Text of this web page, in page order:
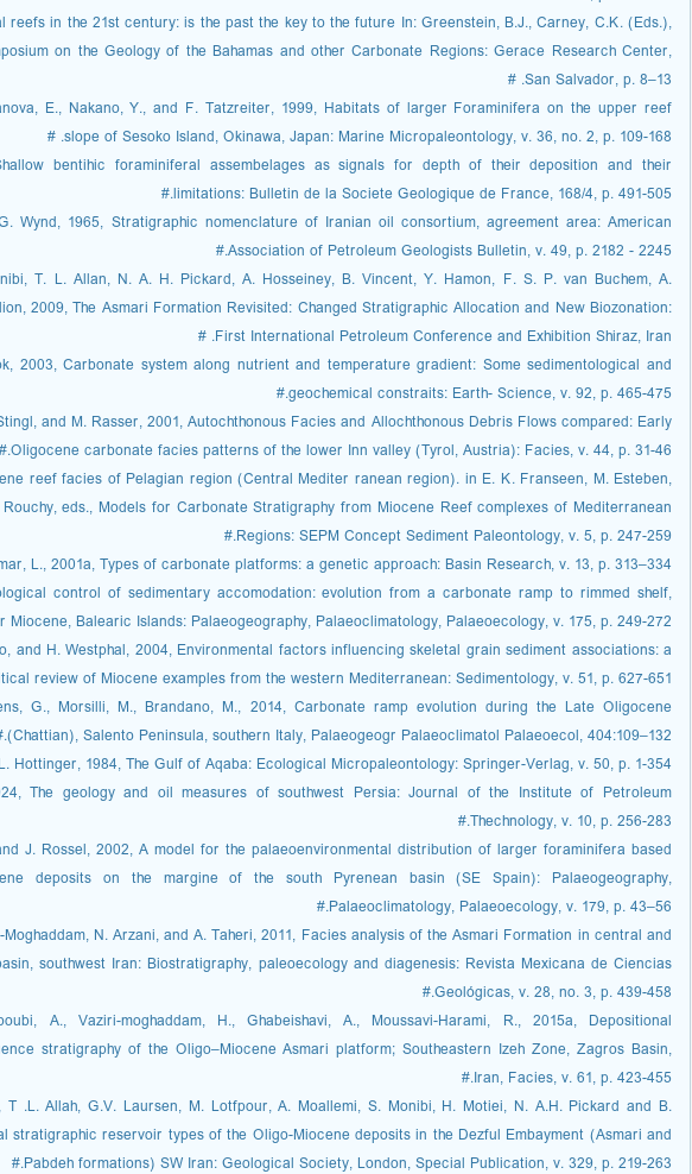
reefs in the 21st century: is the past the key to the future In: Greenstein, B.J., Carney, C.K. (Eds.),
on the Geology of the Bahamas and other Carbonate Regions: Gerace Research Center,
San Salvador, p. 8–13. #
E., Nakano, Y., and F. Tatzreiter, 1999, Habitats of larger Foraminifera on the upper reef
slope of Sesoko Island, Okinawa, Japan: Marine Micropaleontology, v. 36, no. 2, p. 109-168. #
bentihic foraminiferal assembelages as signals for depth of their deposition and their
limitations: Bulletin de la Societe Geologique de France, 168/4, p. 491-505.#
Wynd, 1965, Stratigraphic nomenclature of Iranian oil consortium, agreement area: American
Association of Petroleum Geologists Bulletin, v. 49, p. 2182 - 2245.#
T. L. Allan, N. A. H. Pickard, A. Hosseiney, B. Vincent, Y. Hamon, F. S. P. van Buchem, A.
2009, The Asmari Formation Revisited: Changed Stratigraphic Allocation and New Biozonation:
First International Petroleum Conference and Exhibition Shiraz, Iran. #
2003, Carbonate system along nutrient and temperature gradient: Some sedimentological and
geochemical constraits: Earth- Science, v. 92, p. 465-475.#
and M. Rasser, 2001, Autochthonous Facies and Allochthonous Debris Flows compared: Early
Oligocene carbonate facies patterns of the lower Inn valley (Tyrol, Austria): Facies, v. 44, p. 31-46.#
reef facies of Pelagian region (Central Mediter ranean region). in E. K. Franseen, M. Esteben,
eds., Models for Carbonate Stratigraphy from Miocene Reef complexes of Mediterranean
Regions: SEPM Concept Sediment Paleontology, v. 5, p. 247-259.#
L., 2001a, Types of carbonate platforms: a genetic approach: Basin Research, v. 13, p. 313–334. #
control of sedimentary accomodation: evolution from a carbonate ramp to rimmed shelf,
Miocene, Balearic Islands: Palaeogeography, Palaeoclimatology, Palaeoecology, v. 175, p. 249-272.#
and H. Westphal, 2004, Environmental factors influencing skeletal grain sediment associations: a
review of Miocene examples from the western Mediterranean: Sedimentology, v. 51, p. 627-651.#
G., Morsilli, M., Brandano, M., 2014, Carbonate ramp evolution during the Late Oligocene
(Chattian), Salento Peninsula, southern Italy, Palaeogeogr Palaeoclimatol Palaeoecol, 404:109–132.#
Hottinger, 1984, The Gulf of Aqaba: Ecological Micropaleontology: Springer-Verlag, v. 50, p. 1-354. #
The geology and oil measures of southwest Persia: Journal of the Institute of Petroleum
Thechnology, v. 10, p. 256-283.#
J. Rossel, 2002, A model for the palaeoenvironmental distribution of larger foraminifera based
deposits on the margine of the south Pyrenean basin (SE Spain): Palaeogeography,
Palaeoclimatology, Palaeoecology, v. 179, p. 43–56.#
N. Arzani, and A. Taheri, 2011, Facies analysis of the Asmari Formation in central and
southwest Iran: Biostratigraphy, paleoecology and diagenesis: Revista Mexicana de Ciencias
Geológicas, v. 28, no. 3, p. 439-458.#
A., Vaziri-moghaddam, H., Ghabeishavi, A., Moussavi-Harami, R., 2015a, Depositional
stratigraphy of the Oligo–Miocene Asmari platform; Southeastern Izeh Zone, Zagros Basin,
Iran, Facies, v. 61, p. 423-455.#
T .L. Allah, G.V. Laursen, M. Lotfpour, A. Moallemi, S. Monibi, H. Motiei, N. A.H. Pickard and B.
stratigraphic reservoir types of the Oligo-Miocene deposits in the Dezful Embayment (Asmari and
Pabdeh formations) SW Iran: Geological Society, London, Special Publication, v. 329, p. 219-263.#